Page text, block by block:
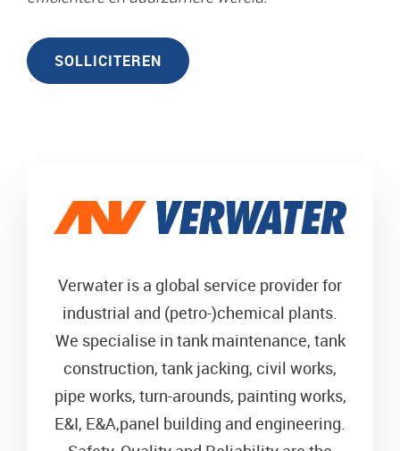
SOLLICITEREN
Verwater is a global service provider for
industrial and (petro-)chemical plants.
We specialise in tank maintenance, tank
construction, tank jacking, civil works,
pipe works, turn-arounds, painting works,
E&I, E&A,panel building and engineering.